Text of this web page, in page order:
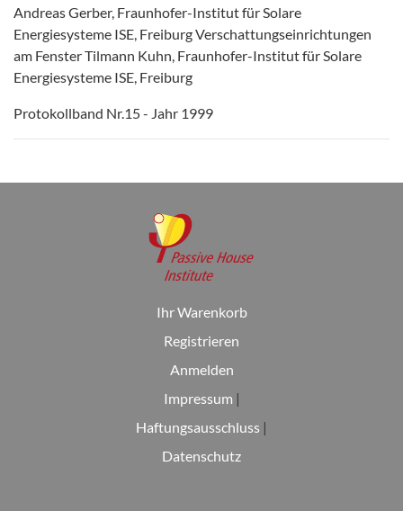
Andreas Gerber, Fraunhofer-Institut für Solare
Energiesysteme ISE, Freiburg Verschattungseinrichtungen
am Fenster Tilmann Kuhn, Fraunhofer-Institut für Solare
Energiesysteme ISE, Freiburg
Protokollband Nr.15 - Jahr 1999
Ihr Warenkorb
Registrieren
Anmelden
Impressum |
Haftungsausschluss |
Datenschutz